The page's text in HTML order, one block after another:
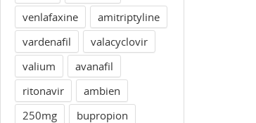
venlafaxine
amitriptyline
vardenafil
valacyclovir
valium
avanafil
ritonavir
ambien
250mg
bupropion